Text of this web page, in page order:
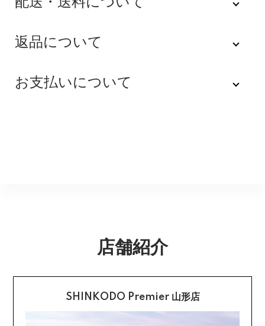
佐川急便
全品送料無料にてお届けいたします。
※配達時間を指定できない地域（郡部以下は時間指定不
配送・送料の詳細はこちら
返品について
不良品
不良品に該当する場合は当方で負担いたします。返送希
知らせいたしますので、その後着払いでお送りくださ
お支払いについて
店舗紹介
SHINKODO Premier 山形店